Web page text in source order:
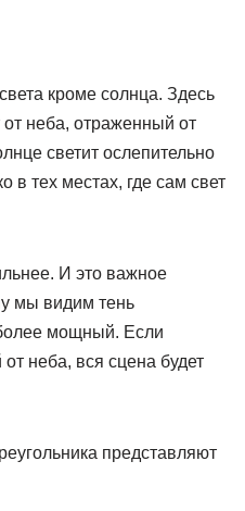
кроме солнца. Здесь
неба, отраженный от
светит ослепительно
в тех местах, где сам свет
И это важное
мы видим тень
мощный. Если
неба, вся сцена будет
представляют